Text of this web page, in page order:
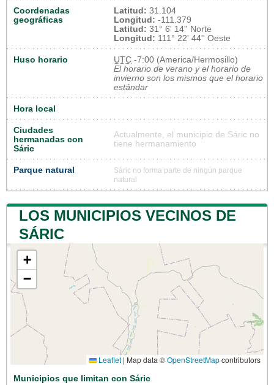
Coordenadas
geográficas
Latitud: 31.104
Longitud: -111.379
Latitud: 31° 6' 14'' Norte
Longitud: 111° 22' 44'' Oeste
Huso horario UTC -7:00 (America/Hermosillo)
El horario de verano y el horario de
invierno son los mismos que el horario
estándar
Hora local
Ciudades
hermanadas con
Sáric
Actualmente, el municipio de Sáric no
tiene hermanamiento
Parque natural
Sáric no forma parte de ningún parque
natural
LOS MUNICIPIOS VECINOS DE
SÁRIC
+
−
Leaflet | Map data ©OpenStreetMapcontributors
Municipios que limitan con Sáric